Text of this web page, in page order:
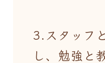
3.スタッフ
し、勉強と